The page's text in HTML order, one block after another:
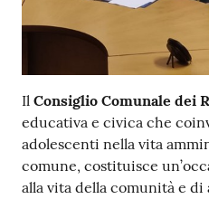
Il Consiglio Comunale dei
educativa e civica che
adolescenti nella vita
comune, costituisce
alla vita della comunità e